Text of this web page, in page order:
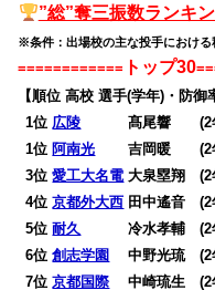
”総”奪三振数ランキ
※条件：出場校の主な投手における
============ トップ30
【順位 高校 選手(学年)・防御
01位 広陵 髙尾響 (2年)
01位 阿南光 吉岡暖 (2年)
03位愛工大名電 大泉塁翔 (2
04位京都外大西 田中遙音 (2
05位耐久 冷水孝輔 (2年
06位創志学園
中野光琉 (2
07位京都国際 中崎琉生 (2